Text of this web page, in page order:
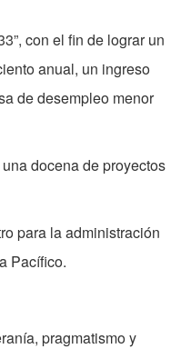
con el fin de lograr un
anual, un ingreso
de desempleo menor
docena de proyectos
para la administración
Pacífico.
pragmatismo y